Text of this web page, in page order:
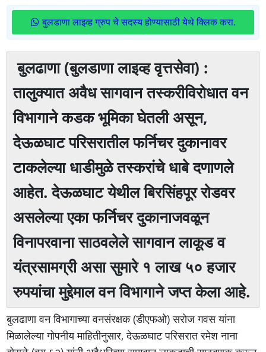
बुलडाणा लाइव्ह ग्रुप चे सदस्य होण्यासाठी येथे क्लिक करा.
बुलढाणा (बुलडाणा लाइव्ह वृत्तसेवा) :
तालुक्यात अवैध सागवान तस्करीविरोधात वन
विभागाने कडक भूमिका घेतली असून,
देऊळघाट परिसरातील फर्निचर दुकानावर
टाकलेल्या धाडीमुळे तस्करांचे धाबे दणाणले
आहेत. देऊळघाट येथील बिरसिंहपूर रोडवर
असलेल्या एका फर्निचर दुकानाजवळून
विनापरवाना साठवलेले सागवान लाकूड व
यंत्रसामग्री असा सुमारे १ लाख ५० हजार
रुपयांचा मुद्देमाल वन विभागाने जप्त केला आहे.
बुलढाणा वन विभागाच्या वनसंरक्षक (डीएफओ) सरोज गवस यांना
मिळालेल्या गोपनीय माहितीनुसार, देऊळघाट परिसरात रमेश नाना